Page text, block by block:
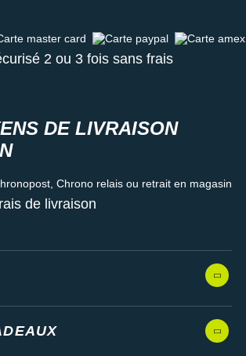
master card Carte paypal Carte amex
2 ou 3 fois sans frais
DE LIVRAISON
Chrono relais ou retrait en magasin
de livraison